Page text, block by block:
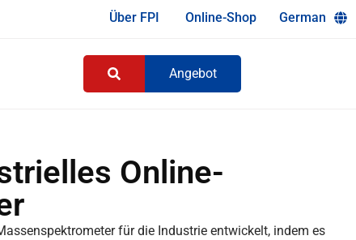
Über FPI Online-Shop German
Angebot
Online-
für die Industrie entwickelt, indem es